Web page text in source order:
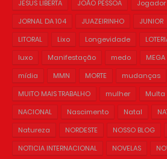
JESUS LIBERTA
JOÃO PESSOA Jogador
JORNAL DA 104
JUAZEIRINHO JUNIOR
LITORAL
Lixo Longevidade
luxo
Manifestação medo MEGA
mídia
MMN MORTE mudanças
MUITO MAIS TRABALHO
mulher Multa
NACIONAL
Nascimento Natal
Natureza
NORDESTE NOSSO BLOG
NOTICIA INTERNACIONAL
NOVELAS